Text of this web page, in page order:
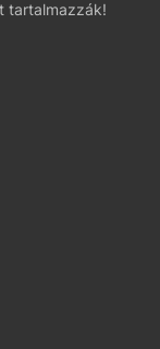
tartalmazzák!